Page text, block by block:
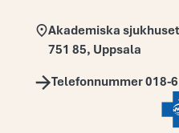
Adress:
Akademiska sjukhuset
751 85, Uppsala
Telefon:
Telefonnummer 018-